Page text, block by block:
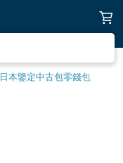
日本鑒定中古包零錢包